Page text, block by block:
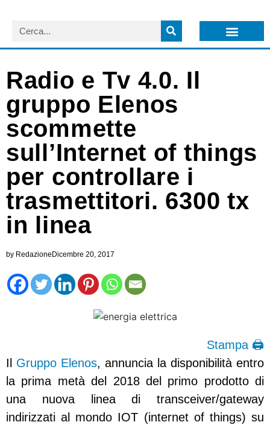
Radio e Tv 4.0. Il
gruppo Elenos
scommette
sull’Internet of things
per controllare i
trasmettitori. 6300 tx
in linea
by Redazione Dicembre 20, 2017
Stampa 🖨
Il Gruppo Elenos, annuncia la disponibilità entro
la prima metà del 2018 del primo prodotto di
una nuova linea di transceiver/gateway
indirizzati al mondo IOT (internet of things) su